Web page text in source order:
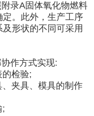
录A固体氧化物燃料
。此外，生产工序
形状的不同可采用
作方式实现:
检验;
夹具、模具的制作
;